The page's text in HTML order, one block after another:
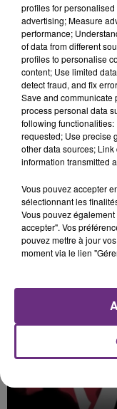
LE MAGASIN
SES PORTES
C'était l'une des
rémois. Le
fermer ses
TITRES
21h55
21h55
21h50
21h50
profiles for
advertising; Measure
performance;
of data from different
profiles to personalise
content; Use limited
detect fraud, and fix
Save and communicate
process personal data
following
requested; Use precise
other data sources;
information transmitted
Vous pouvez accepter
sélectionnant les
Vous pouvez
accepter". Vos
pouvez mettre à jour
moment via le lien